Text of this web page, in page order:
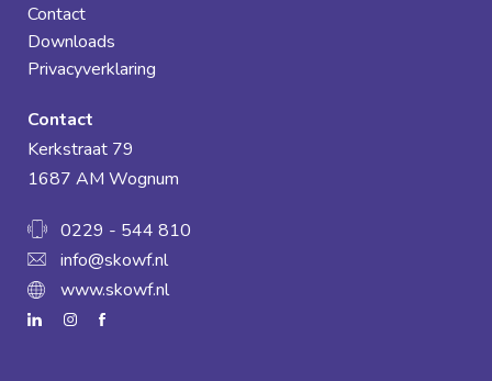
Contact
Downloads
Privacyverklaring
Contact
Kerkstraat 79
1687 AM Wognum
0229 - 544 810
info@skowf.nl
www.skowf.nl